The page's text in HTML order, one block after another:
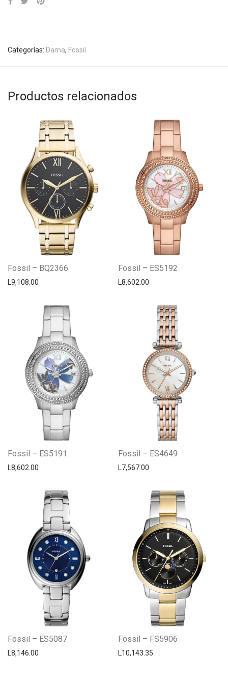
Categorías: Dama, Fossil
Productos relacionados
Fossil – BQ2366
L9,108.00
Fossil – ES5192
L8,602.00
Fossil – ES5191
L8,602.00
Fossil – ES4649
L7,567.00
Fossil – ES5087
L8,146.00
Fossil – FS5906
L10,143.35